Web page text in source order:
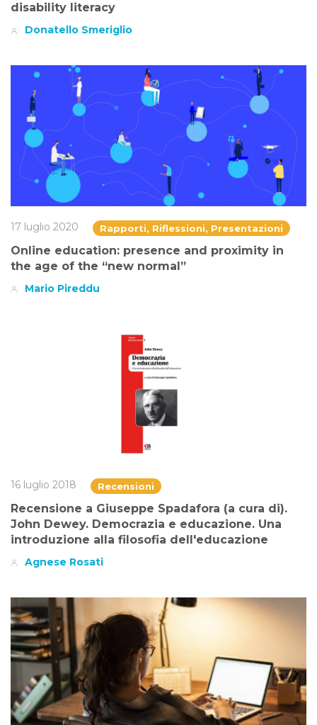
disability literacy
Donatello Smeriglio
17 luglio 2020 Rapporti, Riflessioni, Presentazioni
Online education: presence and proximity in
the age of the “new normal”
Mario Pireddu
16 luglio 2018 Recensioni
Recensione a Giuseppe Spadafora (a cura di).
John Dewey. Democrazia e educazione. Una
introduzione alla filosofia dell'educazione
Agnese Rosati